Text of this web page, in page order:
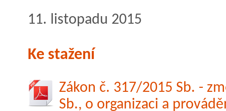
11. listopadu 2015
Ke stažení
Zákon č. 317/2015 Sb. -
Sb., o organizaci a